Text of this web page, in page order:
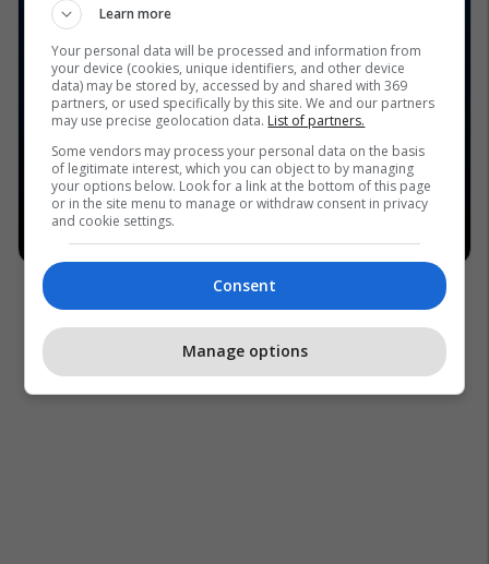
Learn more
Your personal data will be processed and information from
your device (cookies, unique identifiers, and other device
data) may be stored by, accessed by and shared with 369
partners, or used specifically by this site. We and our partners
may use precise geolocation data. List of partners.
Some vendors may process your personal data on the basis
of legitimate interest, which you can object to by managing
your options below. Look for a link at the bottom of this page
or in the site menu to manage or withdraw consent in privacy
and cookie settings.
Consent
Manage options